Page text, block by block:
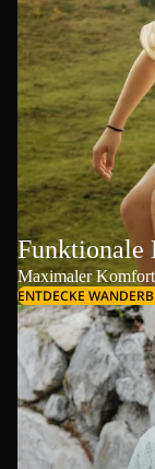
Funktionale
Maximaler
ENTDECKE